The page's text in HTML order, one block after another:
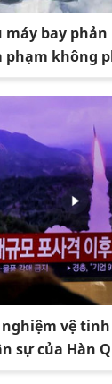
máy bay
phạm không
vệ
sự của Hàn